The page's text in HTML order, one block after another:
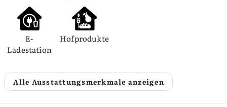
E-
Ladestation
Hofprodukte
Alle Ausstattungsmerkmale anzeigen